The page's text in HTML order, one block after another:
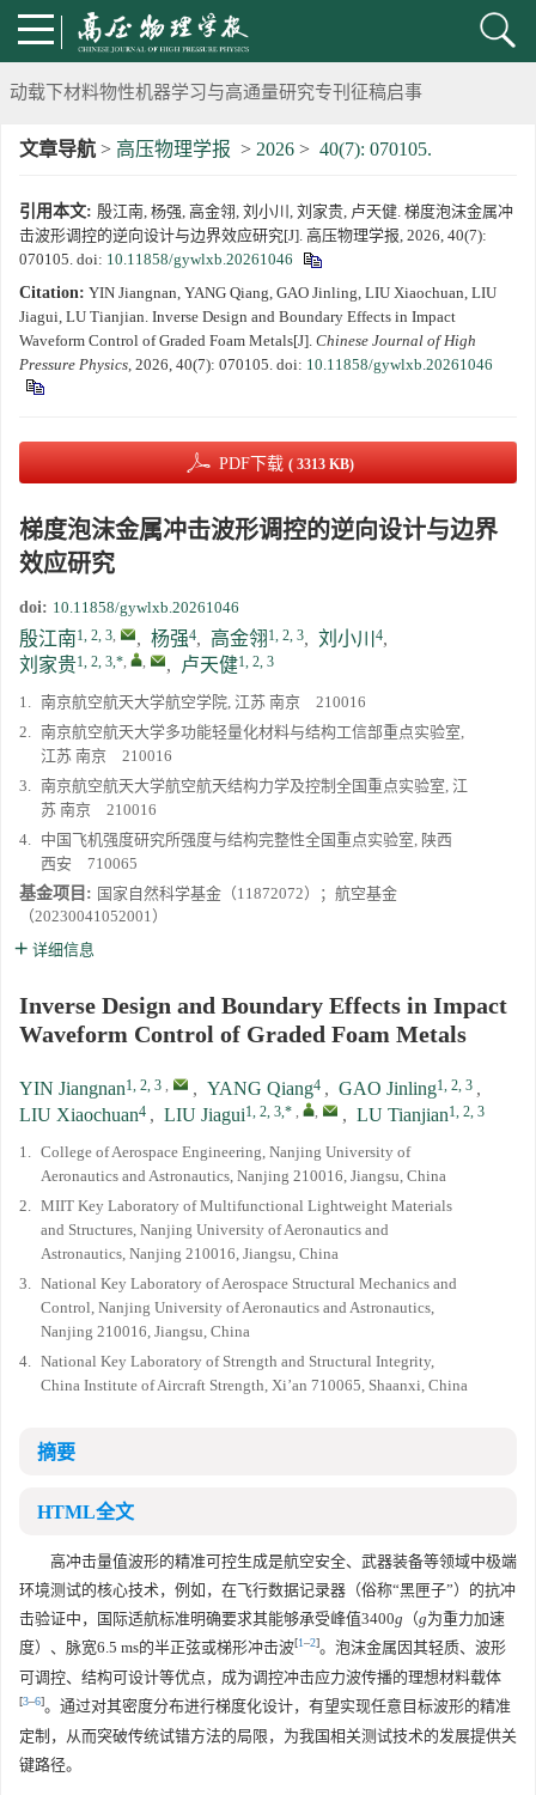
《高压物理学报》将于2025年1月由双月刊变更为月刊
动载下材料物性机器学习与高通量研究专刊征稿启事
《高压物理学报》第二届青年编委会招募启事
《高压物理学报》2023年度优秀审稿人和优秀论文评选结果
第二十一届中国高压科学学术会议第一轮通知
通知
《高压物理学报》第三届青年编委会招募启事
文章导航 > 高压物理学报 > 2026 > 40(7): 070105.
引用本文: 殷江南, 杨强, 高金翎, 刘小川, 刘家贵, 卢天健. 梯度泡沫金属冲
击波形调控的逆向设计与边界效应研究[J]. 高压物理学报, 2026, 40(7):
070105. doi: 10.11858/gywlxb.20261046
Citation: YIN Jiangnan, YANG Qiang, GAO Jinling, LIU Xiaochuan, LIU
Jiagui, LU Tianjian. Inverse Design and Boundary Effects in Impact
Waveform Control of Graded Foam Metals[J]. Chinese Journal of High
Pressure Physics, 2026, 40(7): 070105. doi: 10.11858/gywlxb.20261046
PDF下载 ( 3313 KB)
梯度泡沫金属冲击波形调控的逆向设计与边界
效应研究
doi: 10.11858/gywlxb.20261046
殷江南1, 2, 3, , 杨强4, 高金翎 1, 2, 3, 刘小川 4,
刘家贵1, 2, 3,*, , , 卢天健1, 2, 3
1. 南京航空航天大学航空学院, 江苏 南京 210016
2. 南京航空航天大学多功能轻量化材料与结构工信部重点实验室,
江苏 南京 210016
3. 南京航空航天大学航空航天结构力学及控制全国重点实验室, 江
苏 南京 210016
4. 中国飞机强度研究所强度与结构完整性全国重点实验室, 陕西
西安 710065
基金项目: 国家自然科学基金（11872072）；航空基金
（20230041052001）
详细信息
Inverse Design and Boundary Effects in Impact
Waveform Control of Graded Foam Metals
YIN Jiangnan1, 2, 3 , , YANG Qiang4 , GAO Jinling1, 2, 3 ,
LIU Xiaochuan4 , LIU Jiagui1, 2, 3,* , , , LU Tianjian1, 2, 3
1. College of Aerospace Engineering, Nanjing University of
Aeronautics and Astronautics, Nanjing 210016, Jiangsu, China
2. MIIT Key Laboratory of Multifunctional Lightweight Materials
and Structures, Nanjing University of Aeronautics and
Astronautics, Nanjing 210016, Jiangsu, China
3. National Key Laboratory of Aerospace Structural Mechanics and
Control, Nanjing University of Aeronautics and Astronautics,
Nanjing 210016, Jiangsu, China
4. National Key Laboratory of Strength and Structural Integrity,
China Institute of Aircraft Strength, Xi’an 710065, Shaanxi, China
摘要
HTML全文
高冲击量值波形的精准可控生成是航空安全、武器装备等领域中极端
环境测试的核心技术，例如，在飞行数据记录器（俗称“黑匣子”）的抗冲
击验证中，国际适航标准明确要求其能够承受峰值3400g （g为重力加速
度）、脉宽6.5 ms的半正弦或梯形冲击波[1–2]。泡沫金属因其轻质、波形
可调控、结构可设计等优点，成为调控冲击应力波传播的理想材料载体
[3–6]。通过对其密度分布进行梯度化设计，有望实现任意目标波形的精准
定制，从而突破传统试错方法的局限，为我国相关测试技术的发展提供关
键路径。